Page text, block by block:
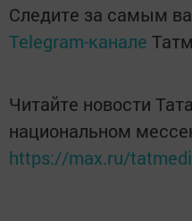
Следите за самым
Telegram-канале
Читайте новости
национальном
https://max.ru/